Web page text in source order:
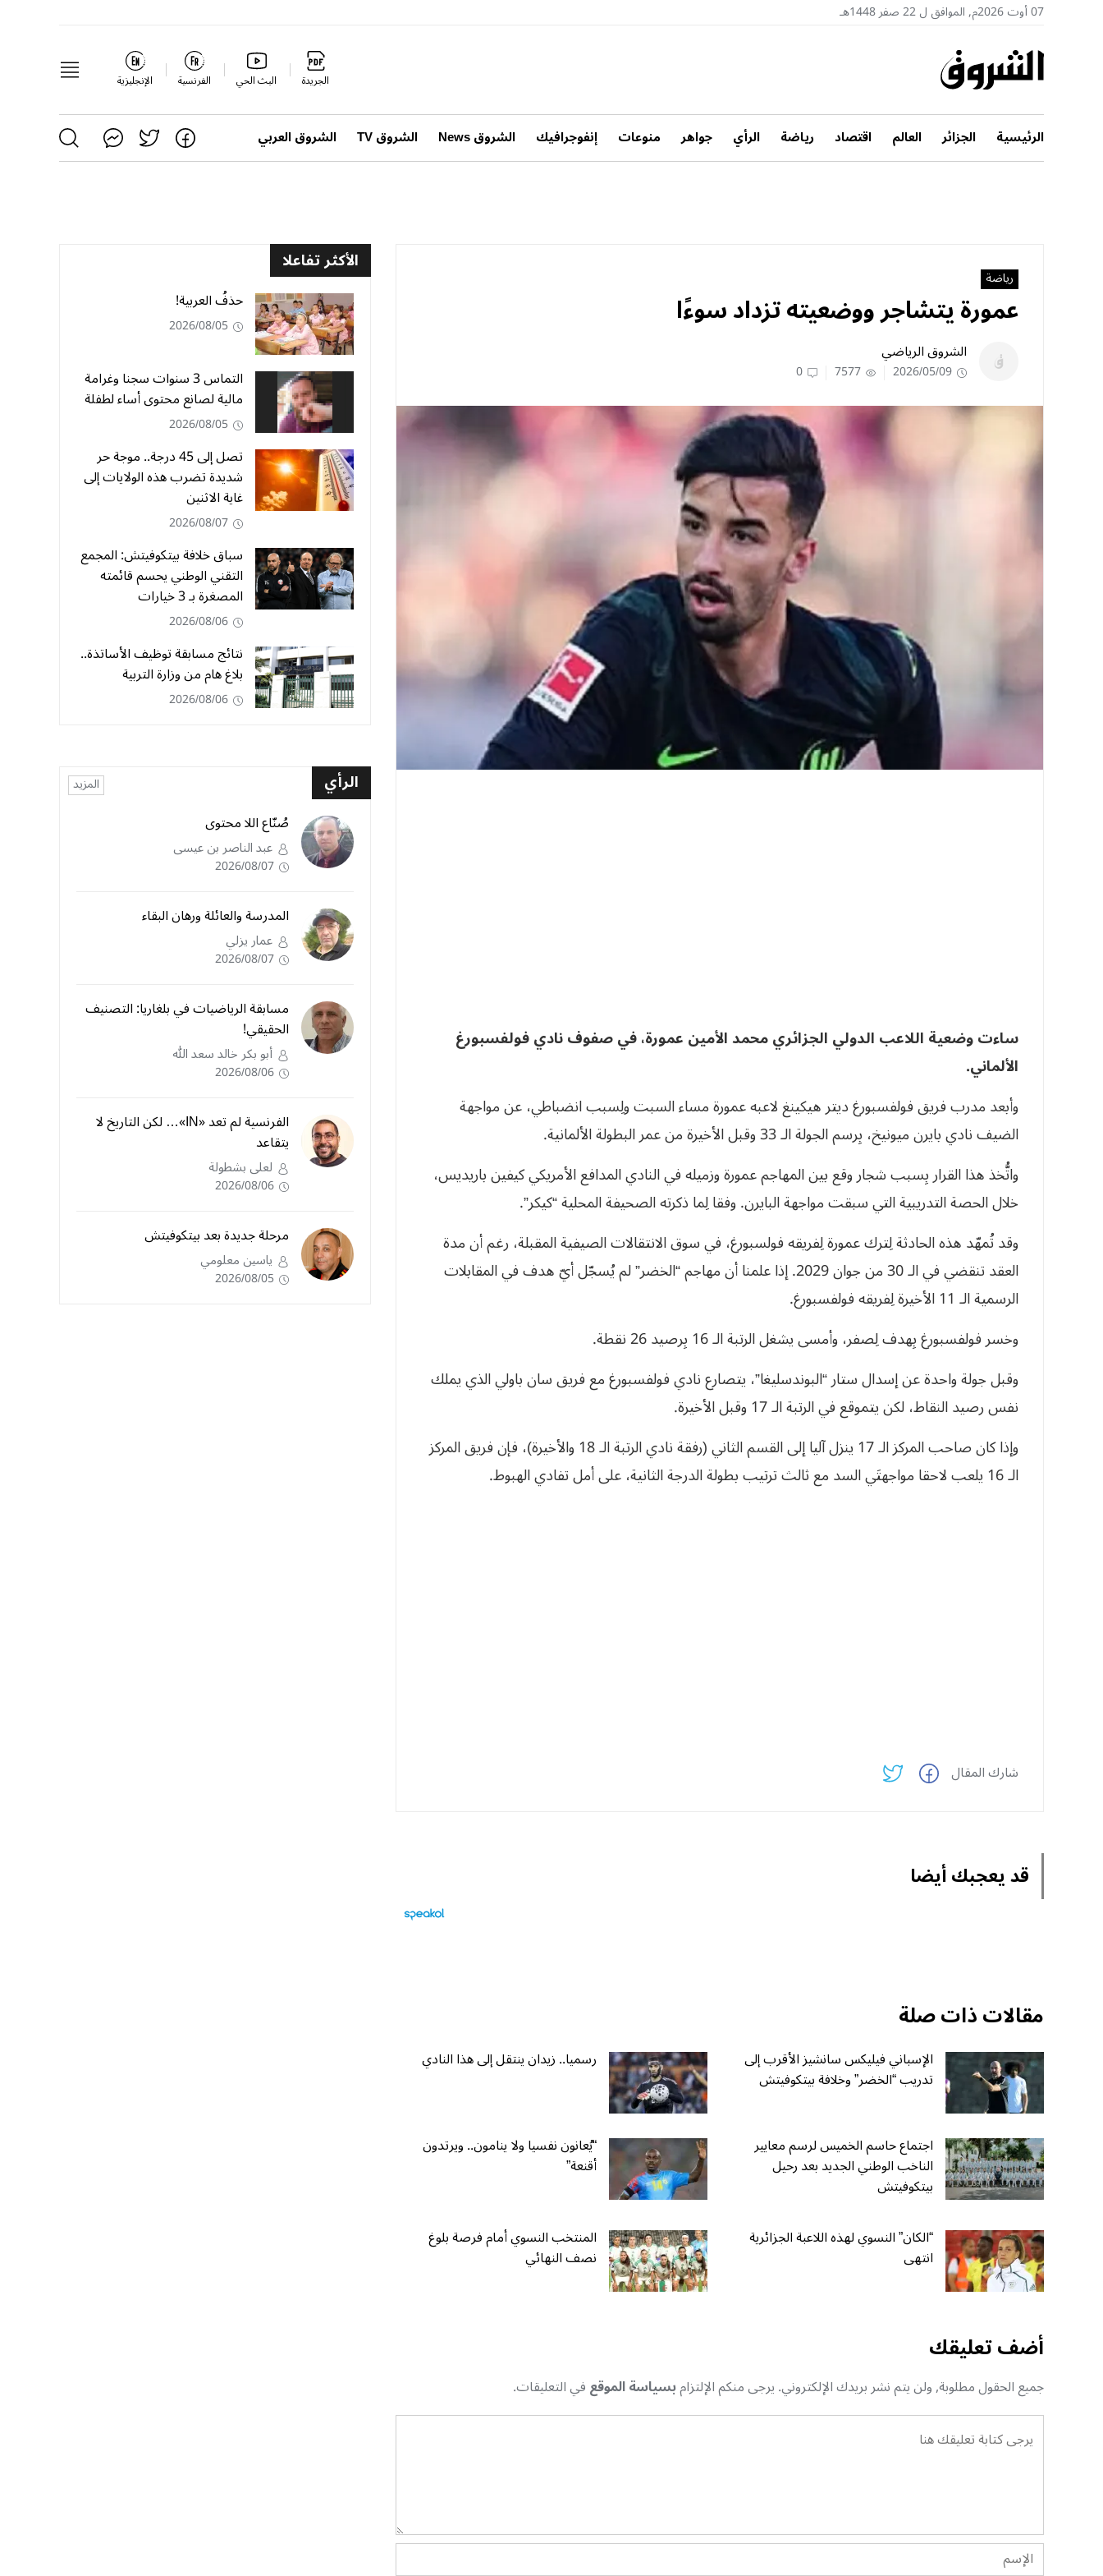
07 أوت 2026م, الموافق ل 22 صفر 1448هـ
الجريدة البث الحي الفرنسية الإنجليزية
الرئيسية الجزائر العالم اقتصاد رياضة الرأي جواهر منوعات إنفوجرافيك الشروق News الشروق TV الشروق العربي
رياضة
عمورة يتشاجر ووضعيته تزداد سوءًا
الشروق الرياضي
2026/05/09
7577
0
ساءت وضعية اللاعب الدولي الجزائري محمد الأمين عمورة، في صفوف نادي فولفسبورغ
الألماني.
وأبعد مدرب فريق فولفسبورغ ديتر هيكينغ لاعبه عمورة مساء السبت ولِسبب انضباطي، عن مواجهة
الضيف نادي بايرن ميونيخ، بِرسم الجولة الـ 33 وقبل الأخيرة من عمر البطولة الألمانية.
واتُّخذ هذا القرار بِسبب شجار وقع بين المهاجم عمورة وزميله في النادي المدافع الأمريكي كيفين باريديس،
خلال الحصة التدريبية التي سبقت مواجهة البايرن. وفقا لِما ذكرته الصحيفة المحلية “كيكر”.
وقد تُمهّد هذه الحادثة لِترك عمورة لِفريقه فولسبورغ، في سوق الانتقالات الصيفية المقبلة، رغم أن مدة
العقد تنقضي في الـ 30 من جوان 2029. إذا علمنا أن مهاجم “الخضر” لم يُسجّل أيّ هدف في المقابلات
الرسمية الـ 11 الأخيرة لِفريقه فولفسبورغ.
وخسر فولفسبورغ بِهدف لِصفر، وأمسى يشغل الرتبة الـ 16 بِرصيد 26 نقطة.
وقبل جولة واحدة عن إسدال ستار “البوندسليغا”، يتصارع نادي فولفسبورغ مع فريق سان باولي الذي يملك
نفس رصيد النقاط، لكن يتموقع في الرتبة الـ 17 وقبل الأخيرة.
وإذا كان صاحب المركز الـ 17 ينزل آليا إلى القسم الثاني (رفقة نادي الرتبة الـ 18 والأخيرة)، فإن فريق المركز
الـ 16 يلعب لاحقا مواجهتَي السد مع ثالث ترتيب بطولة الدرجة الثانية، على أمل تفادي الهبوط.
شارك المقال
قد يعجبك أيضا
مقالات ذات صلة
الإسباني فيليكس سانشيز الأقرب إلى
تدريب “الخضر” وخلافة بيتكوفيتش
رسميا.. زيدان ينتقل إلى هذا النادي
اجتماع حاسم الخميس لرسم معايير
الناخب الوطني الجديد بعد رحيل
بيتكوفيتش
“يُعانون نفسيا ولا ينامون.. ويرتدون
أقنعة”
“الكان” النسوي لهذه اللاعبة الجزائرية
انتهى
المنتخب النسوي أمام فرصة بلوغ
نصف النهائي
أضف تعليقك
جميع الحقول مطلوبة, ولن يتم نشر بريدك الإلكتروني. يرجى منكم الإلتزامبسياسة الموقعفي التعليقات.
الأكثر تفاعلا
حذفُ العربية!
2026/08/05
التماس 3 سنوات سجنا وغرامة
مالية لصانع محتوى أساء لطفلة
2026/08/05
تصل إلى 45 درجة.. موجة حر
شديدة تضرب هذه الولايات إلى
غاية الاثنين
2026/08/07
سباق خلافة بيتكوفيتش: المجمع
التقني الوطني يحسم قائمته
المصغرة بـ 3 خيارات
2026/08/06
نتائج مسابقة توظيف الأساتذة..
بلاغ هام من وزارة التربية
2026/08/06
الرأي المزيد
صُنّاع اللا محتوى
عبد الناصر بن عيسى
2026/08/07
المدرسة والعائلة ورهان البقاء
عمار يزلي
2026/08/07
مسابقة الرياضيات في بلغاريا: التصنيف
الحقيقي!
أبو بكر خالد سعد الله
2026/08/06
الفرنسية لم تعد «IN»… لكن التاريخ لا
يتقاعد
لعلى بشطولة
2026/08/06
مرحلة جديدة بعد بيتكوفيتش
ياسين معلومي
2026/08/05